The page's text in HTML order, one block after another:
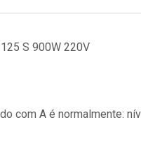
125 S 900W 220V
com A é normalmente: